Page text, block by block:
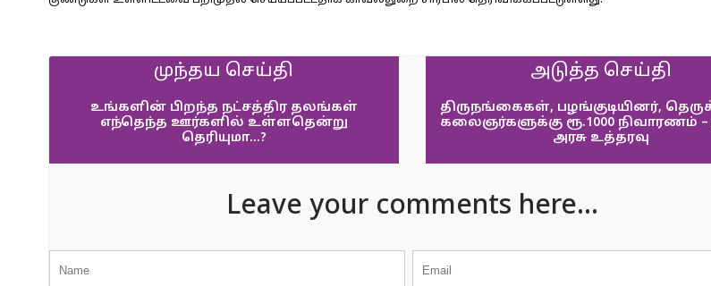
முந்தய செய்தி
உங்களின் பிறந்த நட்சத்திர தலங்கள்
எந்தெந்த ஊர்களில் உள்ளதென்று
தெரியுமா…?
அடுத்த செய்தி
திருநங்கைகள், பழங்குடியினர்,
கலைஞர்களுக்கு ரூ.1000 நிவாரணம் –
அரசு உத்தரவு
Leave your comments here...